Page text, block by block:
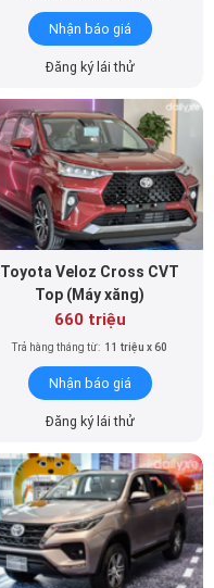
Nhận báo giá
Đăng ký lái thử
Toyota Veloz Cross CVT
Top (Máy xăng)
660 triệu
Trả hàng tháng từ: 11 triệu x 60
Nhận báo giá
Đăng ký lái thử